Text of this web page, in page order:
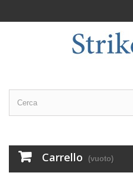
Carrello (vuoto)